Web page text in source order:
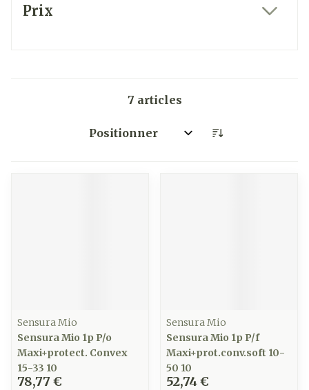
Prix
7 articles
Trier par:
Sensura Mio
Sensura Mio 1p P/o
Maxi+protect. Convex
15-33 10
78,77 €
Sensura Mio
Sensura Mio 1p P/f
Maxi+prot.conv.soft 10-
50 10
52,74 €